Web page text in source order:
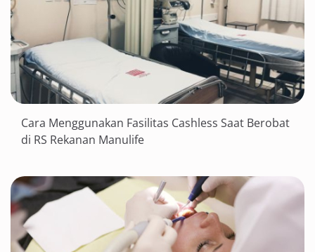
Cara Menggunakan Fasilitas Cashless Saat Berobat
di RS Rekanan Manulife